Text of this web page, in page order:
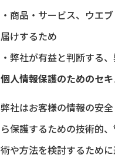
・商品・サービス、ウエ
届けするため
・弊社が有益と判断する
個人情報保護のためのセ
弊社はお客様の情報の安
ら保護するための技術的
術や方法を検討するため